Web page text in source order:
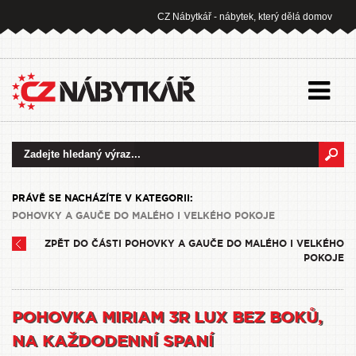
CZ Nábytkář - nábytek, který dělá domov
PRÁVĚ SE NACHÁZÍTE V KATEGORII:
POHOVKY A GAUČE DO MALÉHO I VELKÉHO POKOJE
ZPĚT DO ČÁSTI POHOVKY A GAUČE DO MALÉHO I VELKÉHO
POKOJE
POHOVKA MIRIAM 3R LUX BEZ BOKŮ,
NA KAŽDODENNÍ SPANÍ